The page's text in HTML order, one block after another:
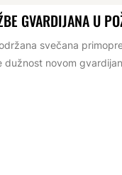
GVARDIJANA U
svečana
dužnost novom